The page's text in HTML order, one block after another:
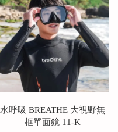
水呼吸 BREATHE 大視野無
框單面鏡 11-K